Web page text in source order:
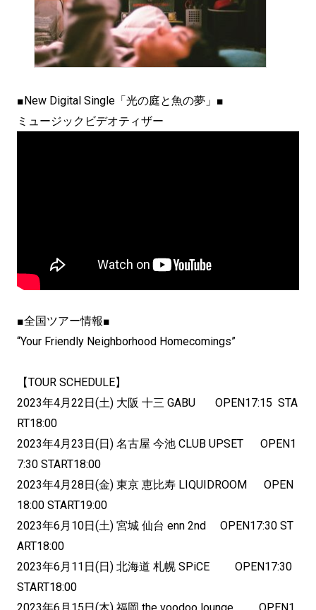
■New Digital Single「光の庭と魚の夢」■
ミュージックビデオティザー
■全国ツアー情報■
“Your Friendly Neighborhood Homecomings”
【TOUR SCHEDULE】
2023年4月22日(土) 大阪 十三 GABU OPEN17:15 STA
RT18:00
2023年4月23日(日) 名古屋 今池 CLUB UPSET OPEN1
7:30 START18:00
2023年4月28日(金) 東京 恵比寿 LIQUIDROOM OPEN
18:00 START19:00
2023年6月10日(土) 宮城 仙台 enn 2nd OPEN17:30 ST
ART18:00
2023年6月11日(日) 北海道 札幌 SPiCE OPEN17:30
START18:00